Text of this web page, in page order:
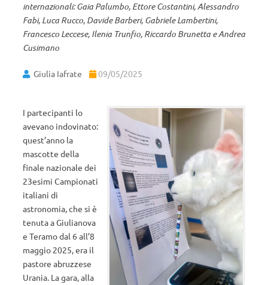
internazionali: Gaia Palumbo, Ettore Costantini, Alessandro
Fabi, Luca Rucco, Davide Barberi, Gabriele Lambertini,
Francesco Leccese, Ilenia Trunfio, Riccardo Brunetta e Andrea
Cusimano
Giulia Iafrate 09/05/2025
I partecipanti lo
avevano indovinato:
quest’anno la
mascotte della
finale nazionale dei
23esimi Campionati
italiani di
astronomia, che si è
tenuta a Giulianova
e Teramo dal 6 all’8
maggio 2025, era il
pastore abruzzese
Urania. La gara, alla